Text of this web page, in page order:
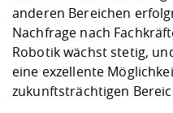
anderen Bereichen
Nachfrage nach
Robotik wächst stetig,
eine exzellente
zukunftsträchtigen